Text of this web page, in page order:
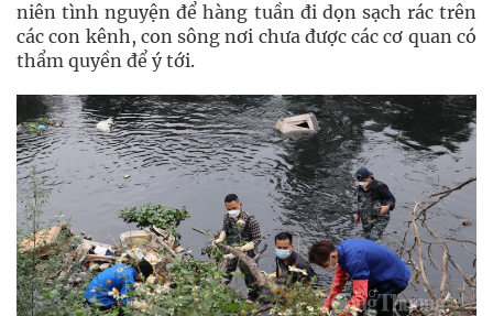
niên tình nguyện để hàng tuần đi dọn sạch rác trên
các con kênh, con sông nơi chưa được các cơ quan có
thẩm quyền để ý tới.